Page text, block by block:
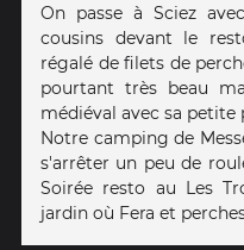
On passe à Sciez
cousins devant le
régalé de filets de
pourtant très beau
médiéval avec sa petite
Notre camping de
s'arrêter un peu de
Soirée resto au Les
jardin où Fera et